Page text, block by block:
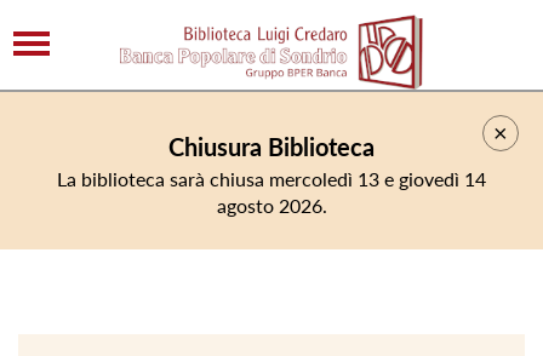
×
Chiusura Biblioteca
La biblioteca sarà chiusa mercoledì 13 e giovedì 14
agosto 2026.